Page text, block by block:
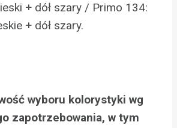
+ dół szary / Primo 134:
+ dół szary.
wyboru kolorystyki wg
zapotrzebowania, w tym